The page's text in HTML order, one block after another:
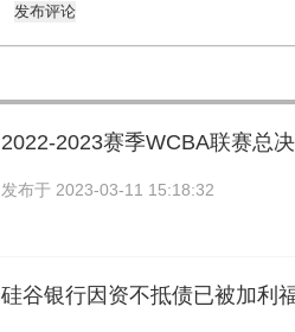
发布评论
2022-2023赛季WCBA联赛总
发布于 2023-03-11 15:18:32
硅谷银行因资不抵债已被加利